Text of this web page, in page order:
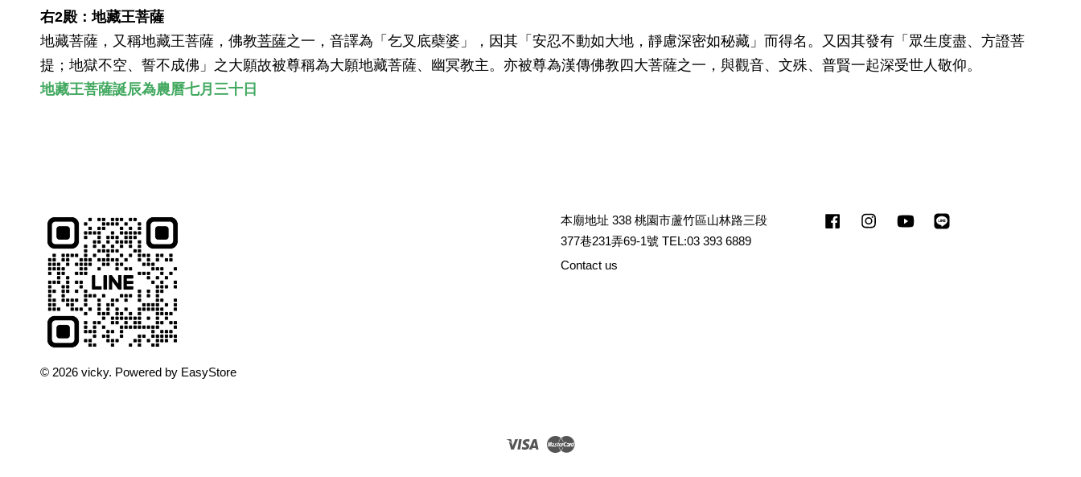
右2殿：地藏王菩薩
地藏菩薩，又稱地藏王菩薩，佛教菩薩之一，音譯為「乞叉底蘗婆」
，因其「安忍不動如大地，靜慮深密如秘藏」而得名。又因其發有「眾生度盡、方證菩
提；地獄不空、誓不成佛」之大願故被尊稱為大願地藏菩薩、幽冥教主。亦被尊為漢傳佛教四大菩薩之一，與觀音、文殊、普賢一起深受世人敬仰。
地藏王菩薩誕辰為農曆七月三十日
© 2026 vicky. Powered by EasyStore
本廟地址 338 桃園市蘆竹區山林路三段
377巷231弄69-1號 TEL:03 393 6889
Contact us
FacebookInstagramYouTube
Visa